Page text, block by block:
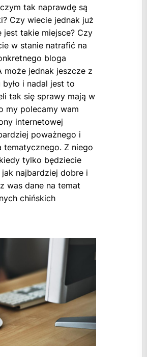
tak naprawdę są
Czy wiecie jednak już
takie miejsce? Czy
w stanie natrafić na
bloga
może jednak jeszcze z
i nadal jest to
tak się sprawy mają w
my polecamy wam
internetowej
poważnego i
tematycznego. Z niego
tylko będziecie
najbardziej dobre i
was dane na temat
chińskich